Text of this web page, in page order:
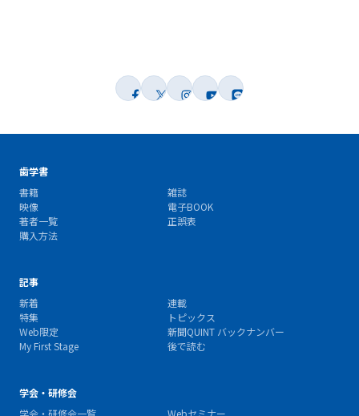
歯学書
書籍
雑誌
映像
電子BOOK
著者一覧
正誤表
購入方法
記事
新着
連載
特集
トピックス
Web限定
新聞QUINT バックナンバー
My First Stage
後で読む
学会・研修会
学会・研修会一覧
Webセミナー